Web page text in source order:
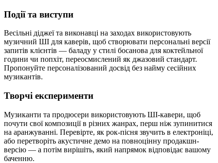
Події та виступи
Весільні діджеї та виконавці на заходах використовують
музичний ШІ для каверів, щоб створювати персональні версії
запитів клієнтів — баладу у стилі босанова для коктейльної
години чи попхіт, переосмислений як джазовий стандарт.
Пропонуйте персоналізований досвід без найму сесійних
музикантів.
Творчі експерименти
Музиканти та продюсери використовують ШІ-кавери, щоб
почути свої композиції в різних жанрах, перш ніж зупинитися
на аранжуванні. Перевірте, як рок-пісня звучить в електроніці,
або перетворіть акустичне демо на повноцінну продакшн-
версію — а потім вирішіть, який напрямок відповідає вашому
баченню.